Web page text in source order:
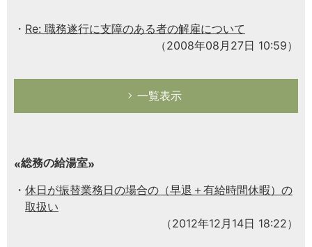
Re: 職務遂行に支障のある者の解雇について
（2008年08月27日 10:59）
一覧表示
総務の給湯室
休日が振替業務日の場合の（早退＋有給時間休暇）の
取扱い
（2012年12月14日 18:22）